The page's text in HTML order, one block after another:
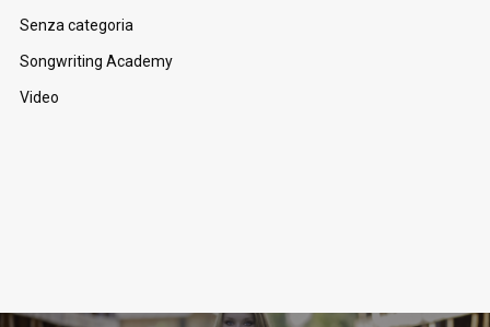
Senza categoria
Songwriting Academy
Video